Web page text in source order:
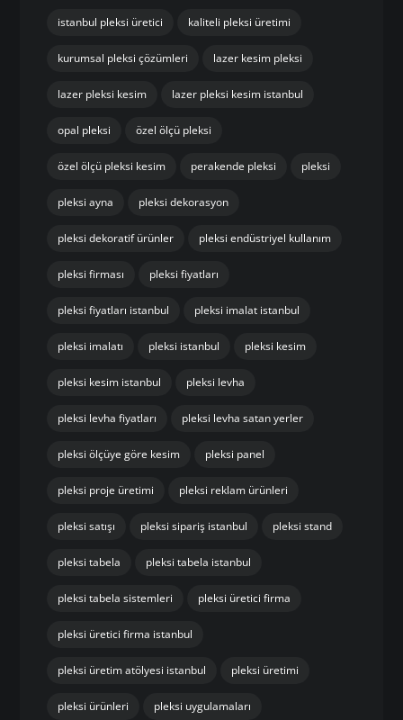
istanbul pleksi üretici kaliteli pleksi üretimi
kurumsal pleksi çözümleri lazer kesim pleksi
lazer pleksi kesim lazer pleksi kesim istanbul
opal pleksi özel ölçü pleksi
özel ölçü pleksi kesim perakende pleksi pleksi
pleksi ayna pleksi dekorasyon
pleksi dekoratif ürünler pleksi endüstriyel kullanım
pleksi firması pleksi fiyatları
pleksi fiyatları istanbul pleksi imalat istanbul
pleksi imalatı pleksi istanbul pleksi kesim
pleksi kesim istanbul pleksi levha
pleksi levha fiyatları pleksi levha satan yerler
pleksi ölçüye göre kesim pleksi panel
pleksi proje üretimi pleksi reklam ürünleri
pleksi satışı pleksi sipariş istanbul pleksi stand
pleksi tabela pleksi tabela istanbul
pleksi tabela sistemleri pleksi üretici firma
pleksi üretici firma istanbul
pleksi üretim atölyesi istanbul pleksi üretimi
pleksi ürünleri pleksi uygulamaları